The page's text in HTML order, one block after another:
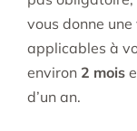
vous donne
applicables à
environ 2 mois
d’un an.